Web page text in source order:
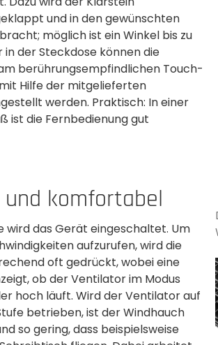
und in den gewünschten
möglich ist ein Winkel bis zu
in der Steckdose können die
berührungsempfindlichen Touch-
Hilfe der mitgelieferten
werden. Praktisch: In einer
ist die Fernbedienung gut
komfortabel
wird das Gerät eingeschaltet. Um
aufzurufen, wird die
oft gedrückt, wobei eine
ob der Ventilator im Modus
hoch läuft. Wird der Ventilator auf
betrieben,­ ist der Windhauch
so gering, dass beispielsweise